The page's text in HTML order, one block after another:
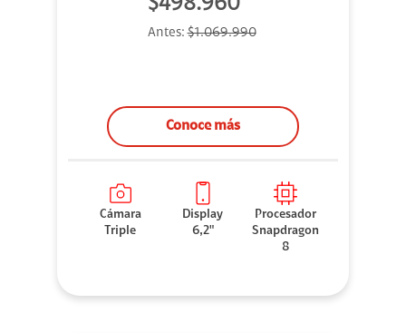
$498.960
Antes:$1.069.990
Conoce más
Cámara
Triple
Display
6,2"
Procesador
Snapdragon
8